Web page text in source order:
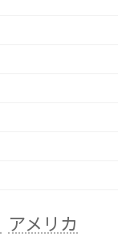
アメリカ